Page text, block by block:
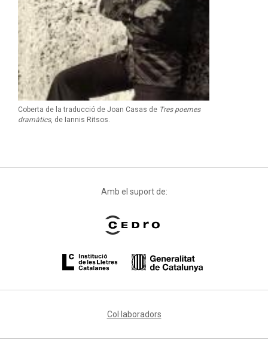
Coberta de la traducció de Joan Casas de Tres poemes
dramàtics, de Iannis Ritsos.
Amb el suport de:
Col·laboradors